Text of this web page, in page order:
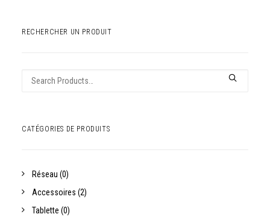
RECHERCHER UN PRODUIT
Recherche
CATÉGORIES DE PRODUITS
Réseau (0)
Accessoires (2)
Tablette (0)